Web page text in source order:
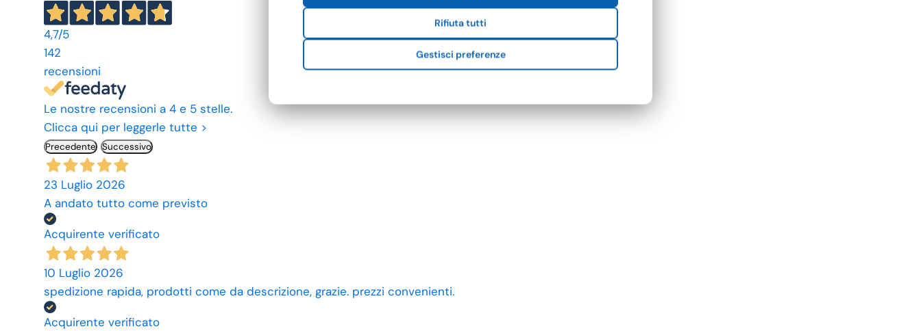
4,7/5
142
recensioni
Le nostre recensioni a 4 e 5 stelle.
Clicca qui per leggerle tutte >
Precedente Successivo
23 Luglio 2026
A andato tutto come previsto
Acquirente verificato
10 Luglio 2026
spedizione rapida, prodotti come da descrizione, grazie. prezzi convenienti.
Acquirente verificato
Rifiuta tutti
Gestisci preferenze